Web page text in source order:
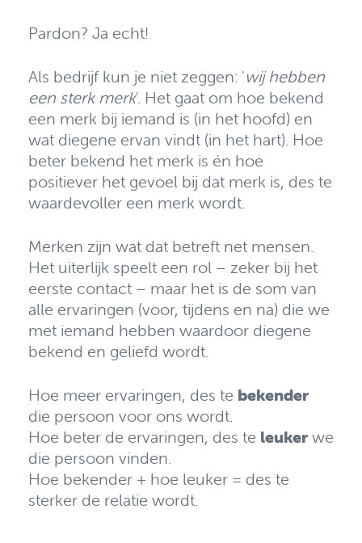
Pardon? Ja echt!
Als bedrijf kun je niet zeggen: 'wij hebben
een sterk merk'. Het gaat om hoe bekend
een merk bij iemand is (in het hoofd) en
wat diegene ervan vindt (in het hart). Hoe
beter bekend het merk is én hoe
positiever het gevoel bij dat merk is, des te
waardevoller een merk wordt.
Merken zijn wat dat betreft net mensen.
Het uiterlijk speelt een rol – zeker bij het
eerste contact – maar het is de som van
alle ervaringen (voor, tijdens en na) die we
met iemand hebben waardoor diegene
bekend en geliefd wordt.
Hoe meer ervaringen, des te bekender
die persoon voor ons wordt.
Hoe beter de ervaringen, des te leuker we
die persoon vinden.
Hoe bekender + hoe leuker = des te
sterker de relatie wordt.